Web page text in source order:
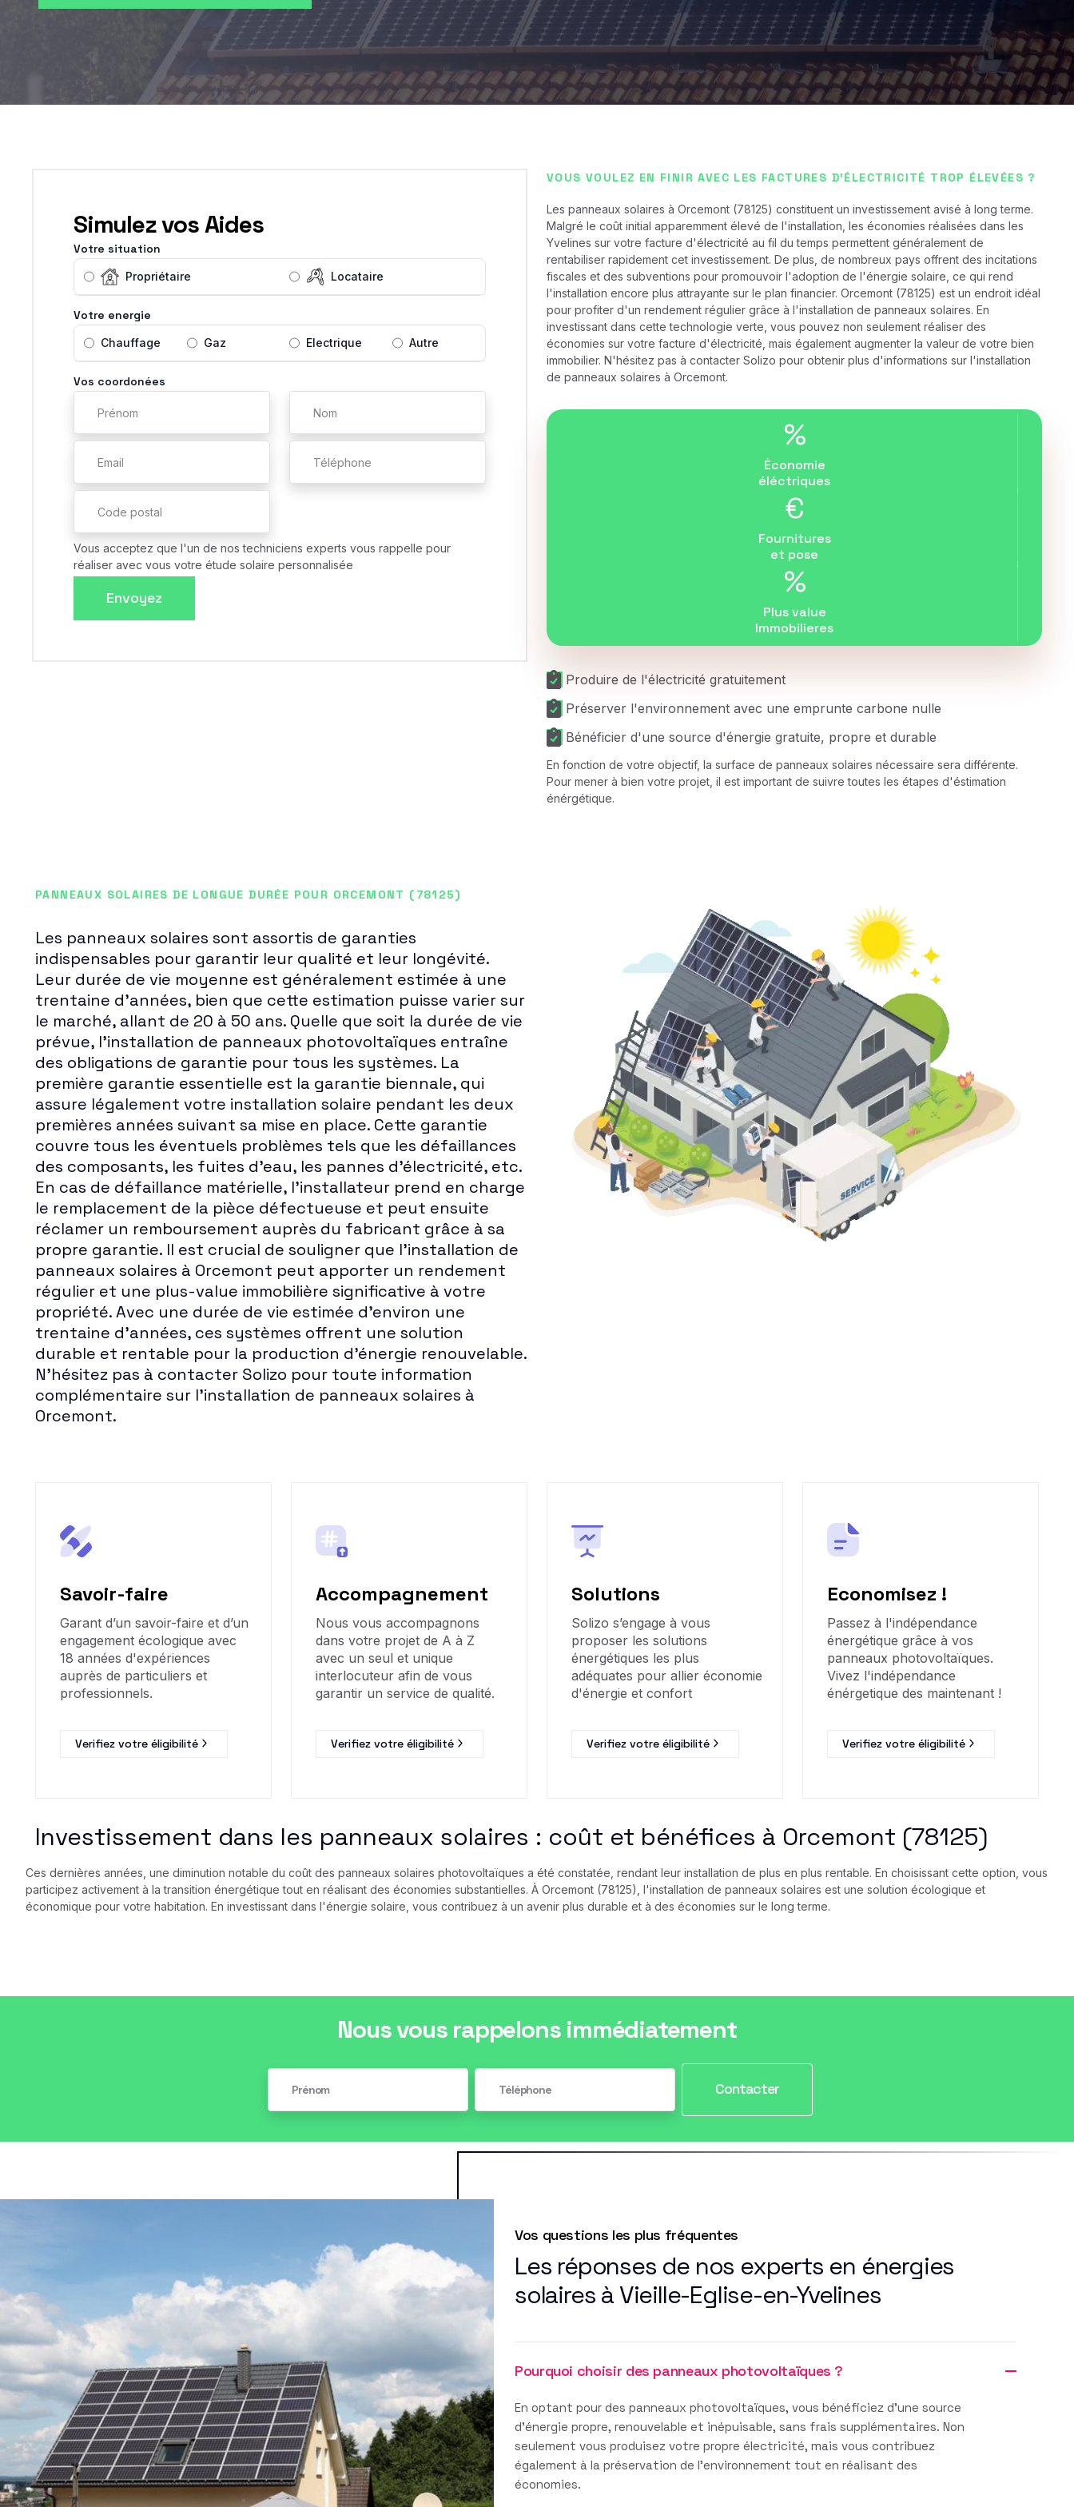
VOUS VOULEZ EN FINIR AVEC LES FACTURES D'ÉLECTRICITÉ TROP ÉLEVÉES ?
Les panneaux solaires à Orcemont (78125) constituent un investissement avisé à long terme.
Malgré le coût initial apparemment élevé de l'installation, les économies réalisées dans les
Yvelines sur votre facture d'électricité au fil du temps permettent généralement de
rentabiliser rapidement cet investissement. De plus, de nombreux pays offrent des incitations
fiscales et des subventions pour promouvoir l'adoption de l'énergie solaire, ce qui rend
l'installation encore plus attrayante sur le plan financier. Orcemont (78125) est un endroit idéal
pour profiter d'un rendement régulier grâce à l'installation de panneaux solaires. En
investissant dans cette technologie verte, vous pouvez non seulement réaliser des
économies sur votre facture d'électricité, mais également augmenter la valeur de votre bien
immobilier. N'hésitez pas à contacter Solizo pour obtenir plus d'informations sur l'installation
de panneaux solaires à Orcemont.
%
Économie
éléctriques
€
Fournitures
et pose
%
Plus value
Immobilieres
Produire de l'électricité gratuitement
Préserver l'environnement avec une emprunte carbone nulle
Bénéficier d'une source d'énergie gratuite, propre et durable
En fonction de votre objectif, la surface de panneaux solaires nécessaire sera différente.
Pour mener à bien votre projet, il est important de suivre toutes les étapes d'éstimation
énérgétique.
Simulez vos Aides
Votre situation
Propriétaire Locataire
Votre energie
Chauffage Gaz Electrique Autre
Vos coordonées
Vous acceptez que l'un de nos techniciens experts vous rappelle pour
réaliser avec vous votre étude solaire personnalisée
Envoyez
PANNEAUX SOLAIRES DE LONGUE DURÉE POUR ORCEMONT (78125)
Les panneaux solaires sont assortis de garanties
indispensables pour garantir leur qualité et leur longévité.
Leur durée de vie moyenne est généralement estimée à une
trentaine d'années, bien que cette estimation puisse varier sur
le marché, allant de 20 à 50 ans. Quelle que soit la durée de vie
prévue, l'installation de panneaux photovoltaïques entraîne
des obligations de garantie pour tous les systèmes. La
première garantie essentielle est la garantie biennale, qui
assure légalement votre installation solaire pendant les deux
premières années suivant sa mise en place. Cette garantie
couvre tous les éventuels problèmes tels que les défaillances
des composants, les fuites d'eau, les pannes d'électricité, etc.
En cas de défaillance matérielle, l'installateur prend en charge
le remplacement de la pièce défectueuse et peut ensuite
réclamer un remboursement auprès du fabricant grâce à sa
propre garantie. Il est crucial de souligner que l'installation de
panneaux solaires à Orcemont peut apporter un rendement
régulier et une plus-value immobilière significative à votre
propriété. Avec une durée de vie estimée d'environ une
trentaine d'années, ces systèmes offrent une solution
durable et rentable pour la production d'énergie renouvelable.
N'hésitez pas à contacter Solizo pour toute information
complémentaire sur l'installation de panneaux solaires à
Orcemont.
Savoir-faire
Garant d’un savoir-faire et d’un
engagement écologique avec
18 années d'expériences
auprès de particuliers et
professionnels.
Verifiez votre éligibilité
Accompagnement
Nous vous accompagnons
dans votre projet de A à Z
avec un seul et unique
interlocuteur afin de vous
garantir un service de qualité.
Verifiez votre éligibilité
Solutions
Solizo s’engage à vous
proposer les solutions
énergétiques les plus
adéquates pour allier économie
d'énergie et confort
Verifiez votre éligibilité
Economisez !
Passez à l'indépendance
énergétique grâce à vos
panneaux photovoltaïques.
Vivez l'indépendance
énérgetique des maintenant !
Verifiez votre éligibilité
Investissement dans les panneaux solaires : coût et bénéfices à Orcemont (78125)
Ces dernières années, une diminution notable du coût des panneaux solaires photovoltaïques a été constatée, rendant leur installation de plus en plus rentable. En choisissant cette option, vous
participez activement à la transition énergétique tout en réalisant des économies substantielles. À Orcemont (78125), l'installation de panneaux solaires est une solution écologique et
économique pour votre habitation. En investissant dans l'énergie solaire, vous contribuez à un avenir plus durable et à des économies sur le long terme.
Nous vous rappelons immédiatement
Contacter
Vos questions les plus fréquentes
Les réponses de nos experts en énergies
solaires à Vieille-Eglise-en-Yvelines
Pourquoi choisir des panneaux photovoltaïques ?
En optant pour des panneaux photovoltaïques, vous bénéficiez d'une source
d'énergie propre, renouvelable et inépuisable, sans frais supplémentaires. Non
seulement vous produisez votre propre électricité, mais vous contribuez
également à la préservation de l'environnement tout en réalisant des
économies.